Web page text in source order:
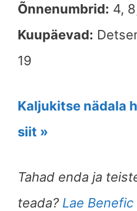
Õnnenumbrid: 4,
Kuupäevad:
19
Kaljukitse nädala
siit »
Tahad enda ja
teada? Lae